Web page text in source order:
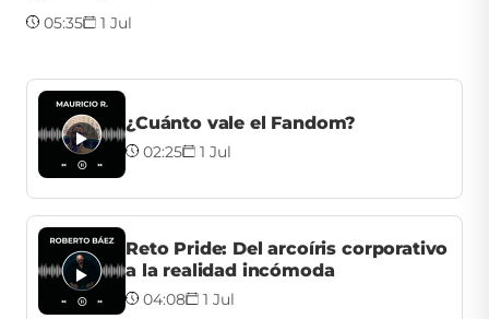
05:35 1 Jul
¿Cuánto vale el Fandom?
02:25 1 Jul
Reto Pride: Del arcoíris corporativo
a la realidad incómoda
04:08 1 Jul